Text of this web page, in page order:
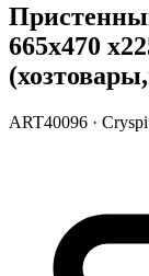
665х470
ART40096 · Cryspi